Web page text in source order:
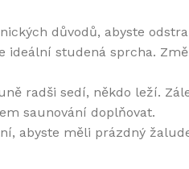
důvodů, abyste
ideální studená sprcha.
radši sedí, někdo leží.
saunování doplňovat.
abyste měli prázdný